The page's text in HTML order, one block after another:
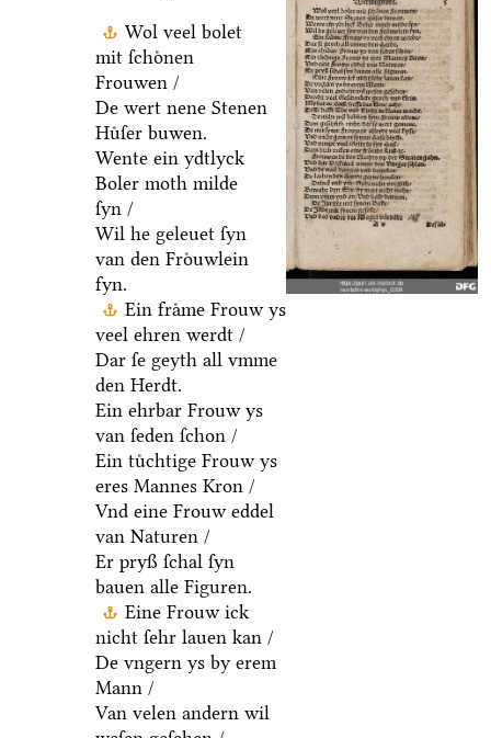
Wol veel bolet
mit ſchoͤnen
Frouwen /
De wert nene Stenen
Huͤſer buwen.
Wente ein ydtlyck
Boler moth milde
ſyn /
Wil he geleuet ſyn
van den Froͤuwlein
fyn.
Ein fraͤme Frouw ys
veel ehren werdt /
Dar ſe geyth all vmme
den Herdt.
Ein ehrbar Frouw ys
van ſeden ſchon /
Ein tuͤchtige Frouw ys
eres Mannes Kron /
Vnd eine Frouw eddel
van Naturen /
Er pryß ſchal ſyn
bauen alle Figuren.
Eine Frouw ick
nicht ſehr lauen kan /
De vngern ys by erem
Mann /
Van velen andern wil